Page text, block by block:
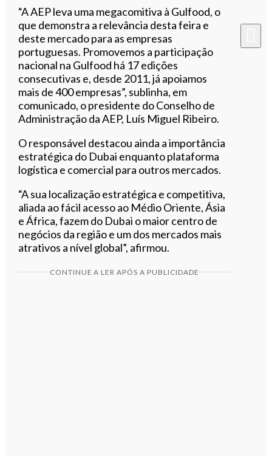
“A AEP leva uma megacomitiva à Gulfood, o
que demonstra a relevância desta feira e
deste mercado para as empresas
portuguesas. Promovemos a participação
nacional na Gulfood há 17 edições
consecutivas e, desde 2011, já apoiamos
mais de 400 empresas”, sublinha, em
comunicado, o presidente do Conselho de
Administração da AEP, Luís Miguel Ribeiro.
O responsável destacou ainda a importância
estratégica do Dubai enquanto plataforma
logística e comercial para outros mercados.
“A sua localização estratégica e competitiva,
aliada ao fácil acesso ao Médio Oriente, Ásia
e África, fazem do Dubai o maior centro de
negócios da região e um dos mercados mais
atrativos a nível global”, afirmou.
CONTINUE A LER APÓS A PUBLICIDADE